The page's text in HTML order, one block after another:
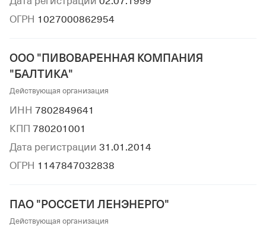
ОГРН 1027000862954
ООО "ПИВОВАРЕННАЯ КОМПАНИЯ
"БАЛТИКА"
Действующая организация
ИНН 7802849641
КПП 780201001
Дата регистрации 31.01.2014
ОГРН 1147847032838
ПАО "РОССЕТИ ЛЕНЭНЕРГО"
Действующая организация